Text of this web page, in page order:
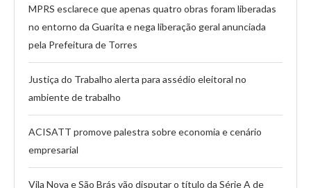
MPRS esclarece que apenas quatro obras foram liberadas
no entorno da Guarita e nega liberação geral anunciada
pela Prefeitura de Torres
Justiça do Trabalho alerta para assédio eleitoral no
ambiente de trabalho
ACISATT promove palestra sobre economia e cenário
empresarial
Vila Nova e São Brás vão disputar o título da Série A de